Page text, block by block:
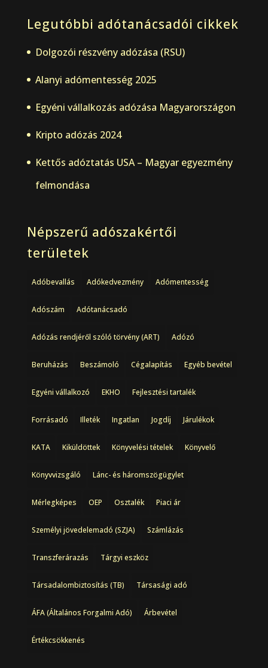
Legutóbbi adótanácsadói cikkek
Dolgozói részvény adózása (RSU)
Alanyi adómentesség 2025
Egyéni vállalkozás adózása Magyarországon
Kripto adózás 2024
Kettős adóztatás USA – Magyar egyezmény
felmondása
Népszerű adószakértői
területek
Adóbevallás Adókedvezmény Adómentesség
Adószám Adótanácsadó
Adózás rendjéről szóló törvény (ART) Adózó
Beruházás Beszámoló Cégalapítás Egyéb bevétel
Egyéni vállalkozó EKHO Fejlesztési tartalék
Forrásadó Illeték Ingatlan Jogdíj Járulékok
KATA Kiküldöttek Könyvelési tételek Könyvelő
Könyvvizsgáló Lánc- és háromszögügylet
Mérlegképes OEP Osztalék Piaci ár
Személyi jövedelemadó (SZJA) Számlázás
Transzferárazás Tárgyi eszköz
Társadalombiztosítás (TB) Társasági adó
ÁFA (Általános Forgalmi Adó) Árbevétel
Értékcsökkenés